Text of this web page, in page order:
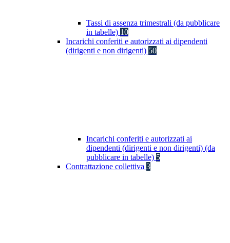
Tassi di assenza trimestrali (da pubblicare
in tabelle) 10
Incarichi conferiti e autorizzati ai dipendenti
(dirigenti e non dirigenti) 50
Incarichi conferiti e autorizzati ai
dipendenti (dirigenti e non dirigenti) (da
pubblicare in tabelle) 5
Contrattazione collettiva 3